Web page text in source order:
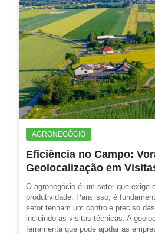
AGRONEGÓCIO
Eficiência no Campo:
Geolocalização em
O agronegócio é um setor que exige
produtividade. Para isso, é
setor tenham um controle preciso
incluindo as visitas técnicas. A
ferramenta que pode ajudar as